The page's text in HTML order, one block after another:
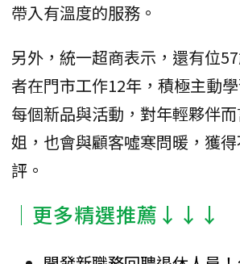
帶入有溫度的服務。
另外，統一超商表示，還有位
者在門市工作12年，積極主動
每個新品與活動，對年輕夥伴
姐，也會與顧客噓寒問暖，獲
評。
│更多精選推薦↓↓↓